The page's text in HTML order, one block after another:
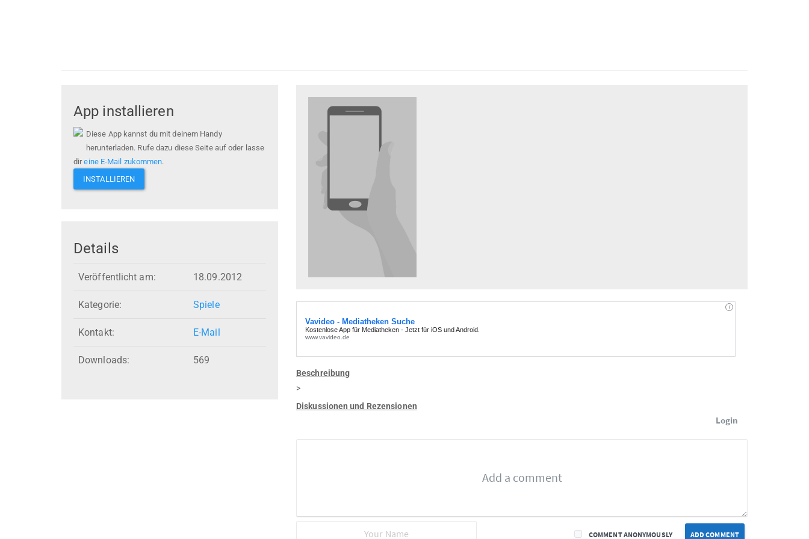
App installieren
Diese App kannst du mit deinem Handy
herunterladen. Rufe dazu diese Seite auf oder lasse
direine E-Mail zukommen.
INSTALLIEREN
Details
Veröffentlicht am: 18.09.2012
Kategorie: Spiele
Kontakt: E-Mail
Downloads: 569
Beschreibung
>
Diskussionen und Rezensionen
Login
ADD COMMENT
COMMENT ANONYMOUSLY